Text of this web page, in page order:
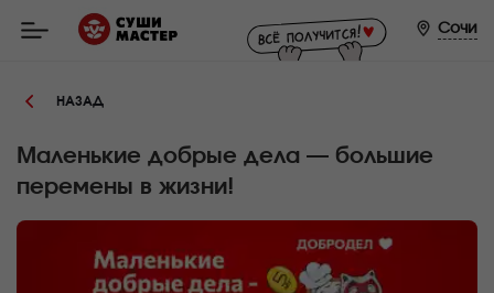
Мастер
заказ
роллов,
в
Сочи
Сочи
НАЗАД
Маленькие добрые дела — большие
перемены в жизни!